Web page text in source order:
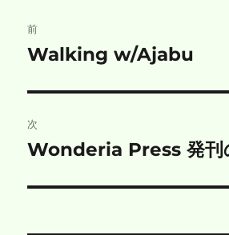
稿
ビ
ゲ
ー
前
前
投
稿:
Walking w/Ajabu
次
次
投
Wonderia Press 発刊